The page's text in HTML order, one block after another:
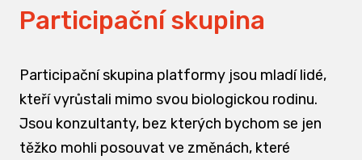
Participační skupina
Participační skupina platformy jsou mladí lidé,
kteří vyrůstali mimo svou biologickou rodinu.
Jsou konzultanty, bez kterých bychom se jen
těžko mohli posouvat ve změnách, které